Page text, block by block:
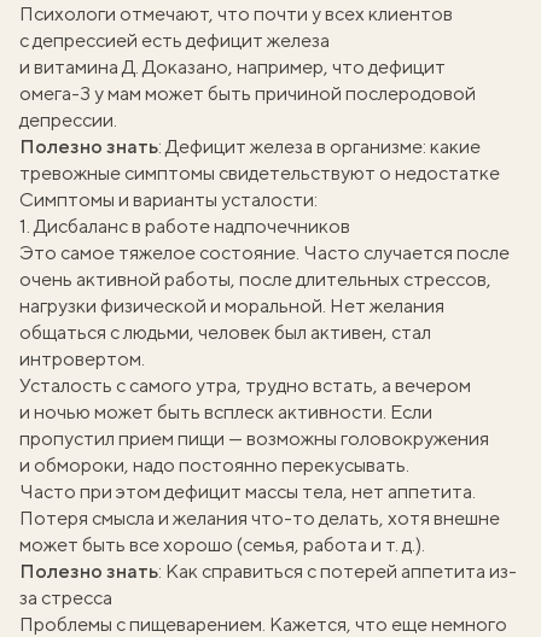
Психологи отмечают, что почти у всех клиентов
с депрессией есть дефицит железа
и витамина Д. Доказано, например, что дефицит
омега-3 у мам может быть причиной послеродовой
депрессии.
Полезно знать:Дефицит железа в организме: какие
тревожные симптомы свидетельствуют о недостатке
Симптомы и варианты усталости:
1. Дисбаланс в работе надпочечников
Это самое тяжелое состояние. Часто случается после
очень активной работы, после длительных стрессов,
нагрузки физической и моральной. Нет желания
общаться с людьми, человек был активен, стал
интровертом.
Усталость с самого утра, трудно встать, а вечером
и ночью может быть всплеск активности. Если
пропустил прием пищи — возможны головокружения
и обмороки, надо постоянно перекусывать.
Часто при этом дефицит массы тела, нет аппетита.
Потеря смысла и желания что-то делать, хотя внешне
может быть все хорошо (семья, работа и т. д.).
Полезно знать: Как справиться с потерей аппетита из-
за стресса
Проблемы с пищеварением. Кажется, что еще немного